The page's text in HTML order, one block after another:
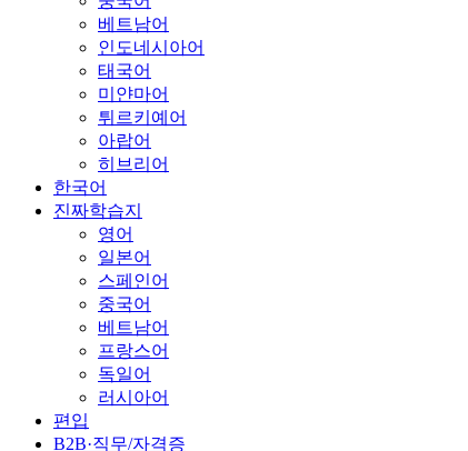
베트남어
인도네시아어
태국어
미얀마어
튀르키예어
아랍어
히브리어
한국어
진짜학습지
영어
일본어
스페인어
중국어
베트남어
프랑스어
독일어
러시아어
편입
B2B·직무/자격증